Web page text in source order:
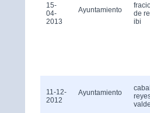
15-
04-
2013
Ayuntamiento
de
ibi
11-12-
2012
Ayuntamiento